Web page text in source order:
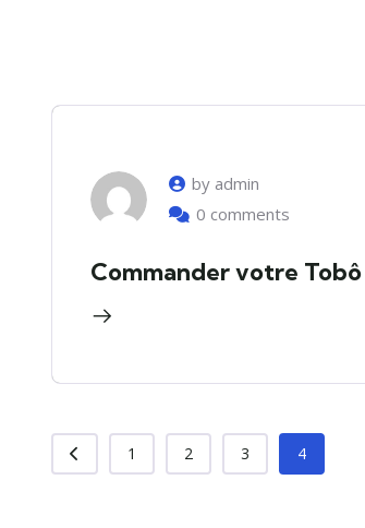
by admin
0 comments
Commander votre Tobô
1 2 3 4